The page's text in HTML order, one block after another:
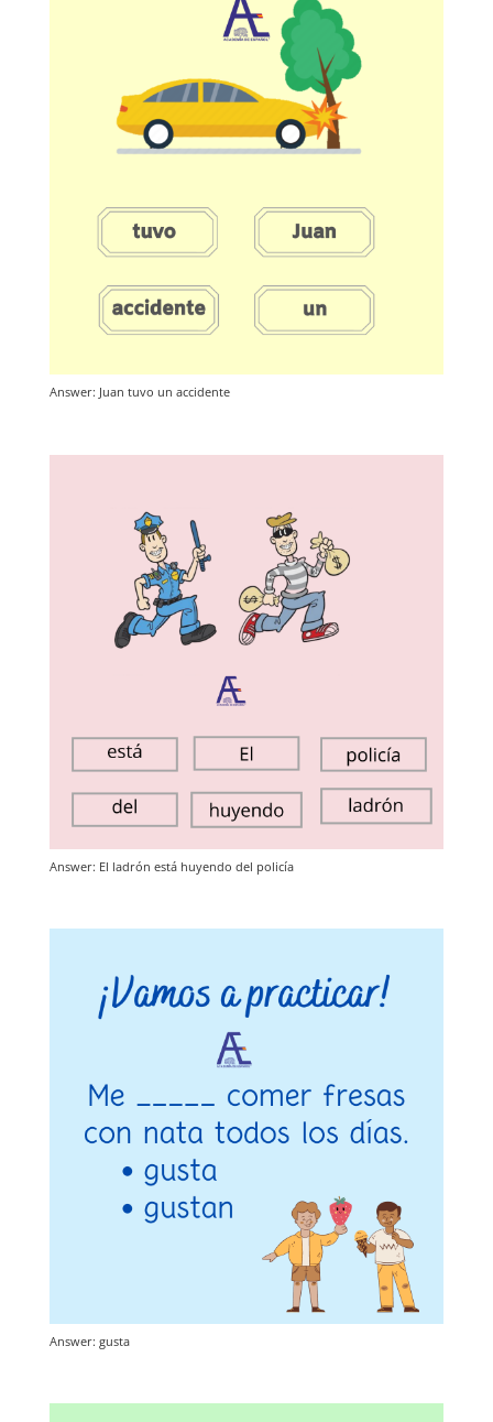
Answer: Juan tuvo un accidente
Answer: El ladrón está huyendo del policía
Answer: gusta